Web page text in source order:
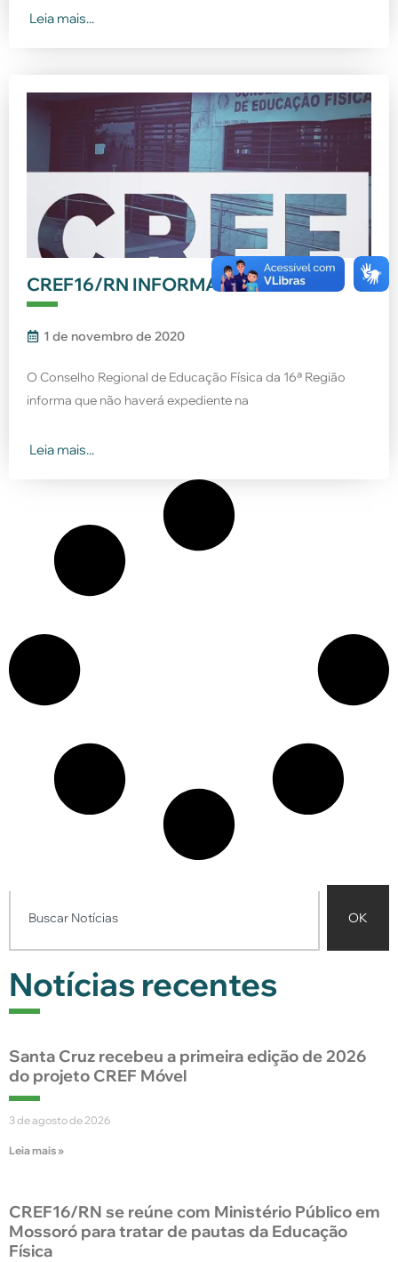
Leia mais...
CREF16/RN INFORMA
1 de novembro de 2020
O Conselho Regional de Educação Física da 16ª Região
informa que não haverá expediente na
Leia mais...
OK
Notícias recentes
Santa Cruz recebeu a primeira edição de 2026
do projeto CREF Móvel
3 de agosto de 2026
Leia mais »
CREF16/RN se reúne com Ministério Público em
Mossoró para tratar de pautas da Educação
Física